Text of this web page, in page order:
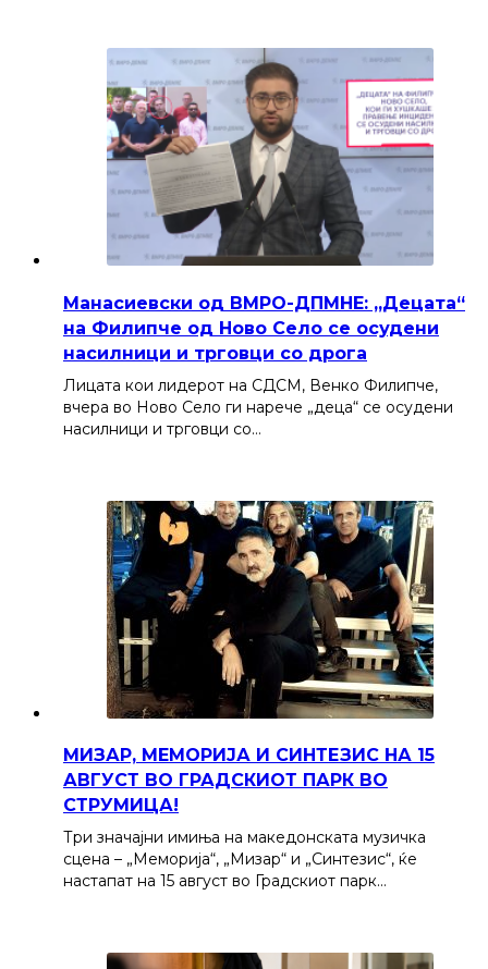
Манасиевски од ВМРО-ДПМНЕ: „Децата“
на Филипче од Ново Село се осудени
насилници и трговци со дрога
Лицата кои лидерот на СДСМ, Венко Филипче,
вчера во Ново Село ги нарече „деца“ се осудени
насилници и трговци со…
МИЗАР, МЕМОРИЈА И СИНТЕЗИС НА 15
АВГУСТ ВО ГРАДСКИОТ ПАРК ВО
СТРУМИЦА!
Три значајни имиња на македонската музичка
сцена – „Меморија“, „Мизар“ и „Синтезис“, ќе
настапат на 15 август во Градскиот парк…